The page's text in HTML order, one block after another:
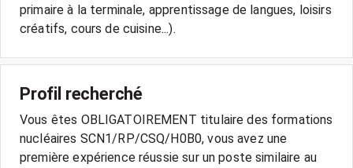
primaire à la terminale, apprentissage de langues, loisirs
créatifs, cours de cuisine...).
Profil recherché
Vous êtes OBLIGATOIREMENT titulaire des formations
nucléaires SCN1/RP/CSQ/H0B0, vous avez une
première expérience réussie sur un poste similaire au